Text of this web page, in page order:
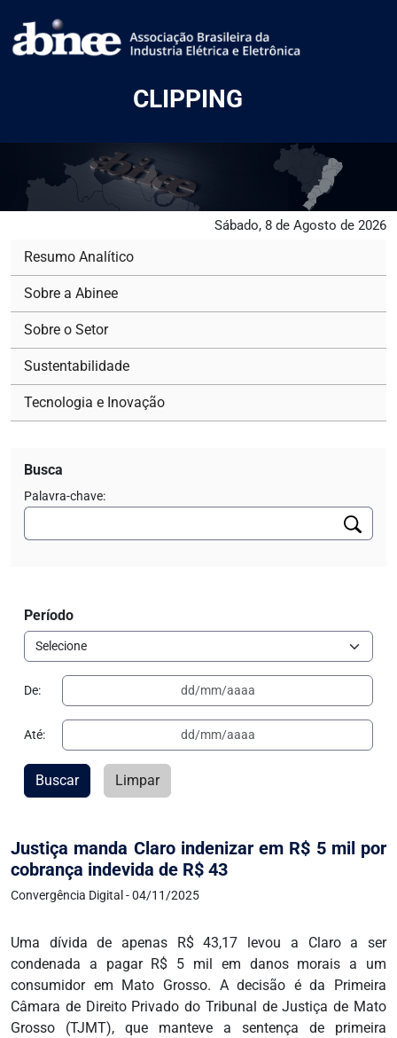
CLIPPING
Sábado, 8 de Agosto de 2026
Justiça manda Claro indenizar em R$ 5 mil por
cobrança indevida de R$ 43
Convergência Digital - 04/11/2025
Uma dívida de apenas R$ 43,17 levou a Claro a ser
condenada a pagar R$ 5 mil em danos morais a um
consumidor em Mato Grosso. A decisão é da Primeira
Câmara de Direito Privado do Tribunal de Justiça de Mato
Grosso (TJMT), que manteve a sentença de primeira
Resumo Analítico
Sobre a Abinee
Sobre o Setor
Sustentabilidade
Tecnologia e Inovação
Busca
Palavra-chave:
Período
De:
Até:
Buscar Limpar